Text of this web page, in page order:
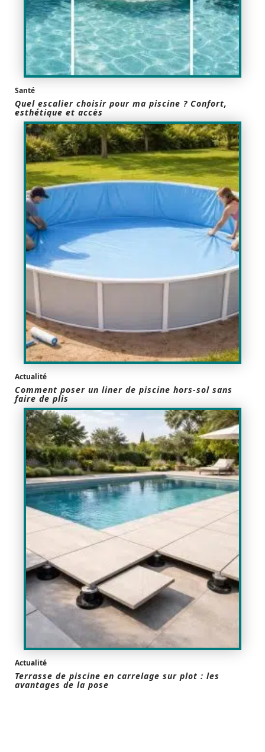
Santé
Quel escalier choisir pour ma piscine ? Confort,
esthétique et accès
Actualité
Comment poser un liner de piscine hors-sol sans
faire de plis
Actualité
Terrasse de piscine en carrelage sur plot : les
avantages de la pose